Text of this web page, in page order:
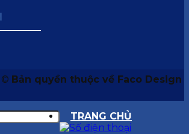
© Bản quyền thuộc về Faco Design
TRANG CHỦ